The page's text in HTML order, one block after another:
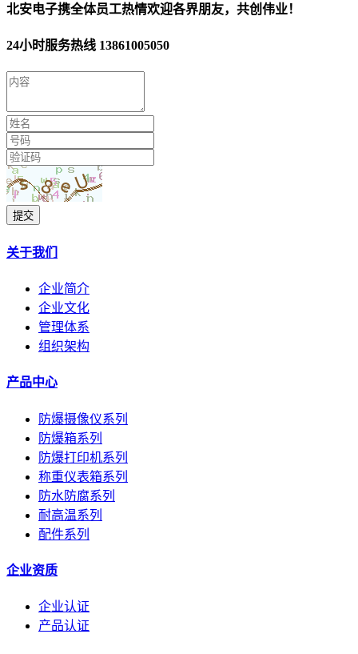
北安电子携全体员工热情欢迎各界朋友，共创伟业！
24小时服务热线 13861005050
提交
关于我们
企业简介
企业文化
管理体系
组织架构
产品中心
防爆摄像仪系列
防爆箱系列
防爆打印机系列
称重仪表箱系列
防水防腐系列
耐高温系列
配件系列
企业资质
企业认证
产品认证